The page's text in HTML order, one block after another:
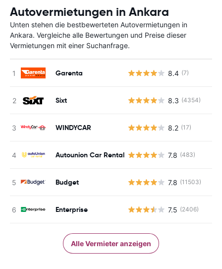
Autovermietungen in Ankara
Unten stehen die bestbewerteten Autovermietungen in
Ankara. Vergleiche alle Bewertungen und Preise dieser
Vermietungen mit einer Suchanfrage.
Garenta 8.4 (7)
Sixt 8.3 (4354)
WINDYCAR 8.2 (17)
Autounion Car Rental 7.8 (483)
Budget 7.8 (11503)
Enterprise 7.5 (2406)
Alle Vermieter anzeigen